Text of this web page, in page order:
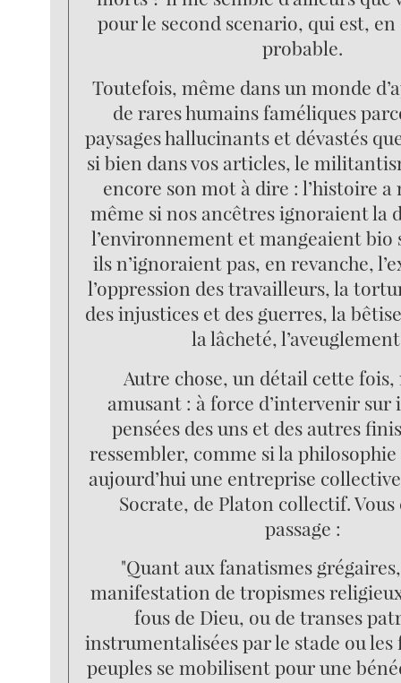
pour le second scenario, qui est,
probable.
Toutefois, même dans un monde
de rares humains faméliques
paysages hallucinants et dévastés
si bien dans vos articles, le
encore son mot à dire : l’histoire
même si nos ancêtres ignoraient la
l’environnement et mangeaient bio
ils n’ignoraient pas, en revanche,
l’oppression des travailleurs, la
des injustices et des guerres, la
la lâcheté,
Autre chose, un détail cette fois,
amusant : à force d’intervenir sur
pensées des uns et des autres
ressembler, comme si la
aujourd’hui une entreprise
Socrate, de Platon collectif.
passage :
"Quant aux fanatismes
manifestation de tropismes
fous de Dieu, ou de transes
instrumentalisées par le stade ou
peuples se mobilisent pour une